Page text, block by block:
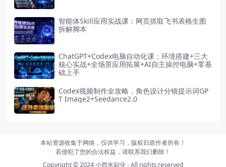
智能体Skill应用实战课：网页抓取飞书表格生图
拆解脚本
ChatGPT+Codex电脑自动化课：环境搭建+三大
核心实战+全场景应用拓展+AI自主操控电脑+零基
础上手
Codex视频制作全攻略，角色设计分镜提示词GP
T Image2+Seedance2.0
本站资源收集于网络，仅供学习，版权归原作者所有！
若侵犯了您的合法权益，请联系我们删除！
Copyright © 2024小西米副业 - All rights reserved